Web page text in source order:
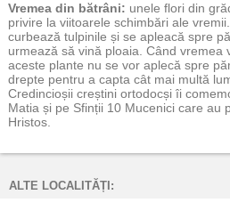
Vremea din bătrâni: unele flori din
privire la viitoarele schimbări ale
curbează tulpinile și se apleacă spre
urmează să vină ploaia. Când vremea
aceste plante nu se vor aplecă spre
drepte pentru a capta cât mai multă
Credincioșii creștini ortodocși îi
Matia și pe Sfinții 10 Mucenici care au
Hristos.
ALTE LOCALITĂȚI: